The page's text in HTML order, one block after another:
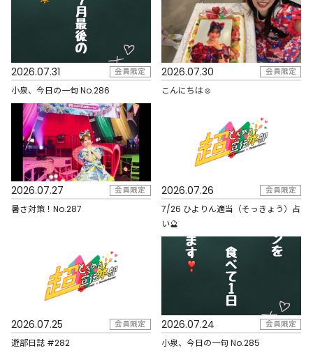
2026.07.31 会員限定
小泉、今日の一句 No.286
2026.07.30 会員限定
こんにちは☺︎
2026.07.27 会員限定
暑さ対策！No.287
2026.07.26 会員限定
7/26 ひよりん適当（そっきょう）占
い🔮
2026.07.25 会員限定
遊部日誌 #282
2026.07.24 会員限定
小泉、今日の一句 No.285